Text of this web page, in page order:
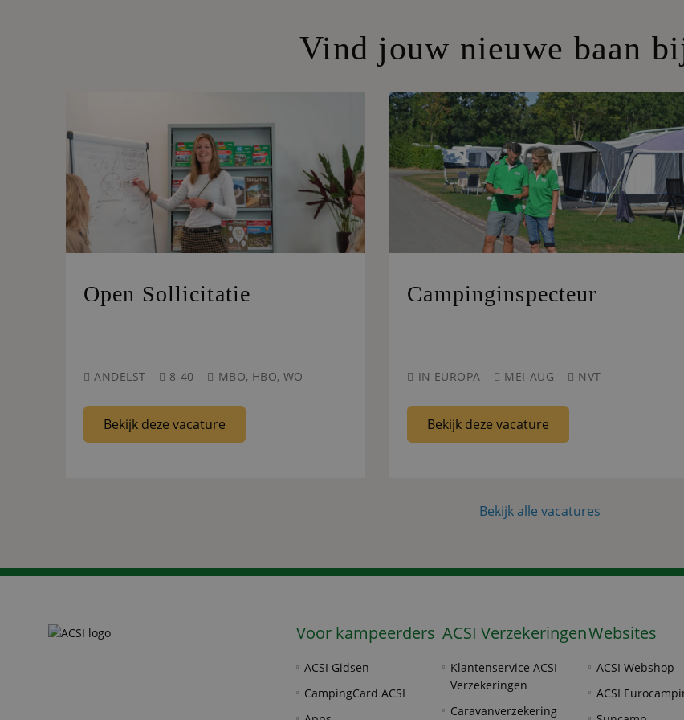
Vind jouw nieuwe baan
Open Sollicitatie
ANDELST 8-40 MBO, HBO, WO
Bekijk deze vacature
Campinginspecteur
IN EUROPA MEI-AUG NVT
Bekijk deze vacature
Bekijk alle vacatures
Voor kampeerders
ACSI Gidsen
CampingCard ACSI
ACSI Verzekeringen
Klantenservice ACSI
Verzekeringen
Caravanverzekering
Websites
ACSI Webshop
ACSI